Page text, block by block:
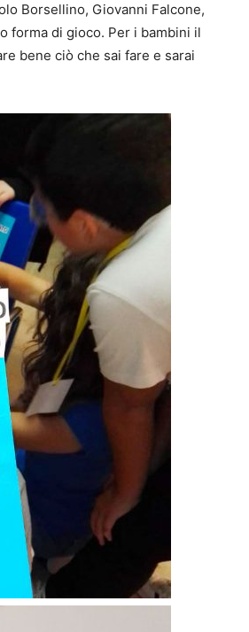
Borsellino, Giovanni Falcone,
forma di gioco. Per i bambini il
bene ciò che sai fare e sarai